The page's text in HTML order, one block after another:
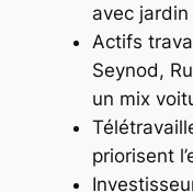
avec
Actifs
Seynod,
un mix
priorisent